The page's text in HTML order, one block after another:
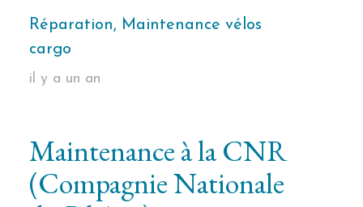
Réparation, Maintenance vélos
cargo
il y a un an
Maintenance à la CNR
(Compagnie Nationale